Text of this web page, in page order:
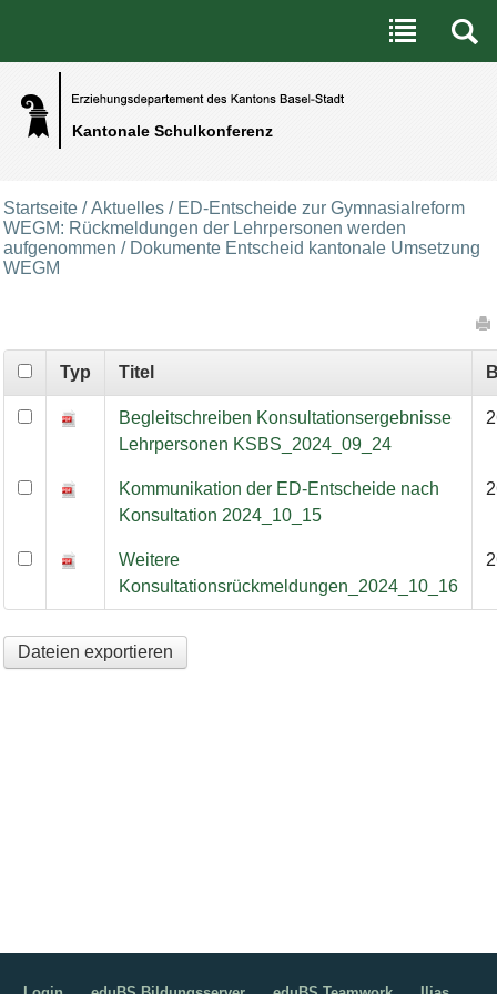
Kantonale Schulkonferenz
Benutzerspezifische Werkzeuge
Direkt zum Inhalt|Direkt zur Navigation
Startseite /Aktuelles / ED-Entscheide zur Gymnasialreform
WEGM: Rückmeldungen der Lehrpersonen werden
aufgenommen / Dokumente Entscheid kantonale Umsetzung
WEGM
Dokumente Entscheid kantonale Umsetzung WEGM
Typ Titel
Begleitschreiben Konsultationsergebnisse
Lehrpersonen KSBS_2024_09_24
Kommunikation der ED-Entscheide nach
Konsultation 2024_10_15
Weitere
Konsultationsrückmeldungen_2024_10_16
Dateien exportieren